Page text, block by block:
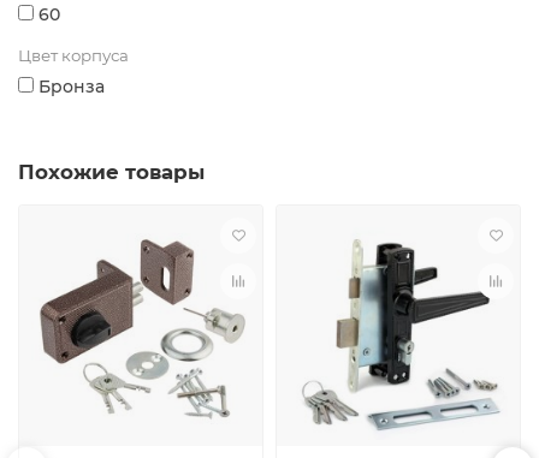
60
Цвет корпуса
Бронза
Похожие товары